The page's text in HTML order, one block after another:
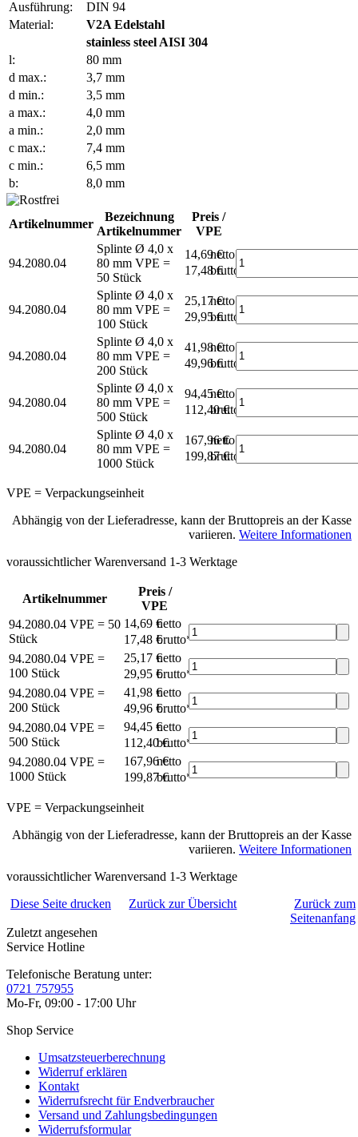
Ausführung:
DIN 94
Material:
V2A Edelstahl
stainless steel AISI 304
l:
80 mm
d max.:
3,7 mm
d min.:
3,5 mm
a max.:
4,0 mm
a min.:
2,0 mm
c max.:
7,4 mm
c min.:
6,5 mm
b:
8,0 mm
Artikelnummer
Bezeichnung
Artikelnummer
Preis /
VPE
94.2080.04
Splinte Ø 4,0 x
80 mm VPE =
50 Stück
14,69 €
netto
17,48 €brutto*
94.2080.04
Splinte Ø 4,0 x
80 mm VPE =
100 Stück
25,17 €
netto
29,95 €brutto*
94.2080.04
Splinte Ø 4,0 x
80 mm VPE =
200 Stück
41,98 €
netto
49,96 €brutto*
94.2080.04
Splinte Ø 4,0 x
80 mm VPE =
500 Stück
94,45 €
netto
112,40 €
brutto*
94.2080.04
Splinte Ø 4,0 x
80 mm VPE =
1000 Stück
167,96 €
netto
199,87 €
brutto*
VPE = Verpackungseinheit
Abhängig von der Lieferadresse, kann der Bruttopreis an der Kasse
variieren. Weitere Informationen
voraussichtlicher Warenversand 1-3 Werktage
Artikelnummer
Preis /
VPE
94.2080.04 VPE = 50
Stück
14,69 €netto
17,48 €brutto*
94.2080.04 VPE =
100 Stück
25,17 €netto
29,95 €brutto*
94.2080.04 VPE =
200 Stück
41,98 €netto
49,96 €brutto*
94.2080.04 VPE =
500 Stück
94,45 €netto
112,40 €brutto*
94.2080.04 VPE =
1000 Stück
167,96 €
netto
199,87 €brutto*
VPE = Verpackungseinheit
Abhängig von der Lieferadresse, kann der Bruttopreis an der Kasse
variieren. Weitere Informationen
voraussichtlicher Warenversand 1-3 Werktage
Diese Seite drucken
Zurück zur Übersicht
Zurück zum
Seitenanfang
Zuletzt angesehen
Service Hotline
Telefonische Beratung unter:
0721 757955
Mo-Fr, 09:00 - 17:00 Uhr
Shop Service
Umsatzsteuerberechnung
Widerruf erklären
Kontakt
Widerrufsrecht für Endverbraucher
Versand und Zahlungsbedingungen
Widerrufsformular